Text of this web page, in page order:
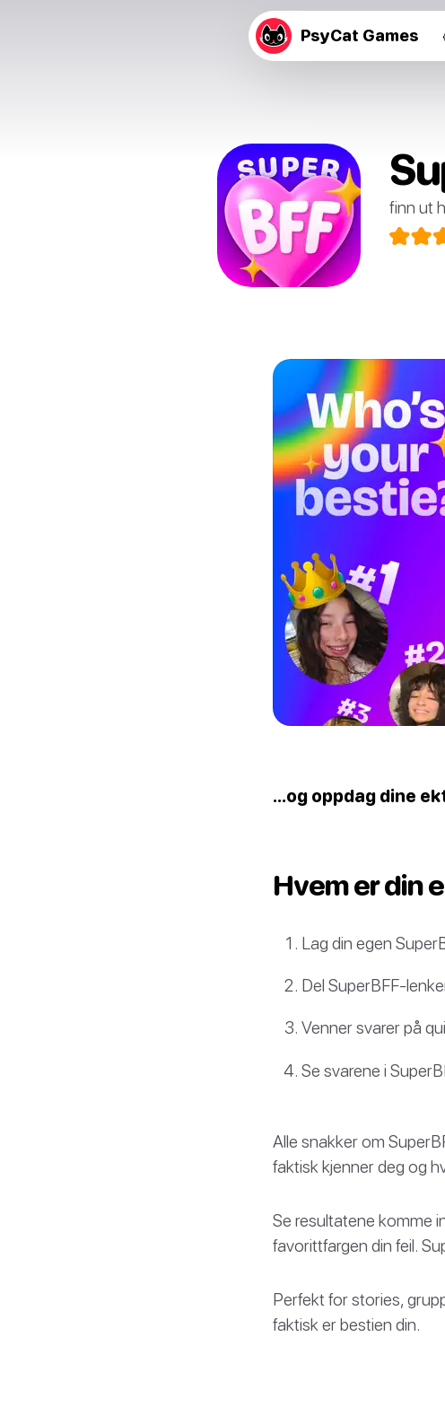
PsyCat Games
finn ut
...og oppdag dine
Hvem er din
Lag din egen
Del SuperBFF-
Venner svarer på
Se svarene i
Alle snakker om
faktisk kjenner deg og
Se resultatene komme
favorittfargen din feil.
Perfekt for stories,
faktisk er bestien din.